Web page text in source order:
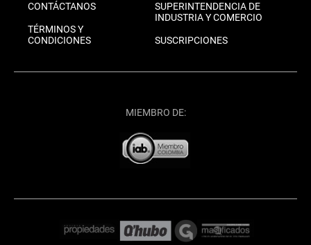
CONTÁCTANOS
TÉRMINOS Y
CONDICIONES
SUPERINTENDENCIA DE
INDUSTRIA Y COMERCIO
SUSCRIPCIONES
MIEMBRO DE: